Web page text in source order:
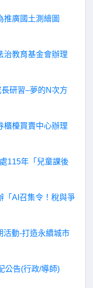
推廣國土測繪圖
治教育基金會辦理
研習–夢的N次方
櫃檯買賣中心辦理
115年「兒童課後
「AI召集令！稅與爭
活動-打造永續城市
公告(行政/導師)